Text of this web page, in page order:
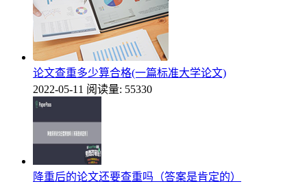
论文查重多少算合格(一篇标准大学论文)
2022-05-11 阅读量: 55330
降重后的论文还要查重吗（答案是肯定的）